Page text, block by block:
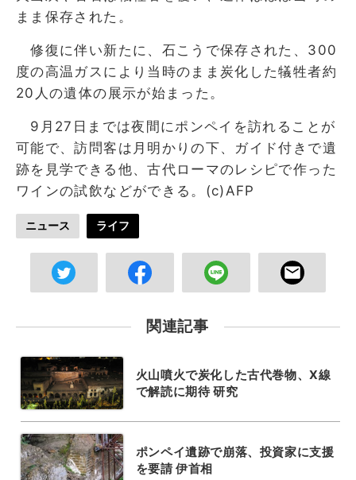
まま保存された。
修復に伴い新たに、石こうで保存された、300
度の高温ガスにより当時のまま炭化した犠牲者約
20人の遺体の展示が始まった。
9月27日までは夜間にポンペイを訪れることが
可能で、訪問客は月明かりの下、ガイド付きで遺
跡を見学できる他、古代ローマのレシピで作った
ワインの試飲などができる。(c)AFP
ニュース ライフ
関連記事
火山噴火で炭化した古代巻物、X線
で解読に期待 研究
ポンペイ遺跡で崩落、投資家に支援
を要請 伊首相